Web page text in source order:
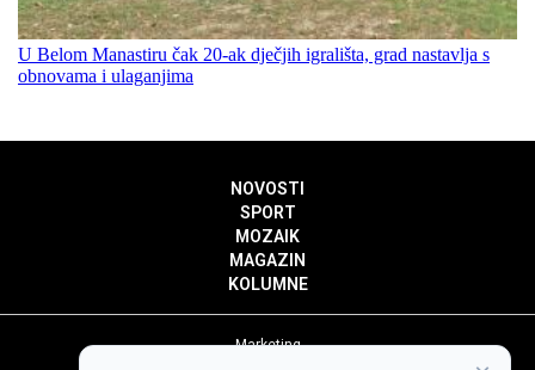
U Belom Manastiru čak 20-ak dječjih igrališta, grad nastavlja s
obnovama i ulaganjima
NOVOSTI
SPORT
MOZAIK
MAGAZIN
KOLUMNE
Marketing